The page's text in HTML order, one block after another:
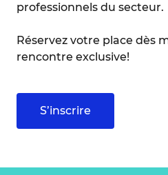
professionnels du secteur.
Réservez votre place dès
rencontre exclusive!
S’inscrire